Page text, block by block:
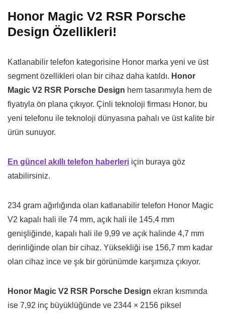
Honor Magic V2 RSR Porsche
Design Özellikleri!
Katlanabilir telefon kategorisine Honor marka yeni ve üst
segment özellikleri olan bir cihaz daha katıldı. Honor
Magic V2 RSR Porsche Design hem tasarımıyla hem de
fiyatıyla ön plana çıkıyor. Çinli teknoloji firması Honor, bu
yeni telefonu ile teknoloji dünyasına pahalı ve üst kalite bir
ürün sunuyor.
En güncel akıllı telefon haberleri için buraya göz
atabilirsiniz.
234 gram ağırlığında olan katlanabilir telefon Honor Magic
V2 kapalı hali ile 74 mm, açık hali ile 145,4 mm
genişliğinde, kapalı hali ile 9,99 ve açık halinde 4,7 mm
derinliğinde olan bir cihaz. Yüksekliği ise 156,7 mm kadar
olan cihaz ince ve şık bir görünümde karşımıza çıkıyor.
Honor Magic V2 RSR Porsche Design ekran kısmında
ise 7,92 inç büyüklüğünde ve 2344 × 2156 piksel